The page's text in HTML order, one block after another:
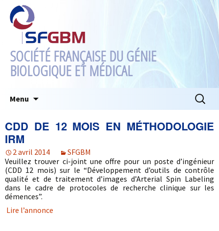
SOCIÉTÉ FRANÇAISE DU GÉNIE
BIOLOGIQUE ET MÉDICAL
Menu
CDD DE 12 MOIS EN MÉTHODOLOGIE
IRM
2 avril 2014
SFGBM
Veuillez trouver ci-joint une offre pour un poste d’ingénieur
(CDD 12 mois) sur le “Développement d’outils de contrôle
qualité et de traitement d’images d’Arterial Spin Labeling
dans le cadre de protocoles de recherche clinique sur les
démences”.
Lire l’annonce